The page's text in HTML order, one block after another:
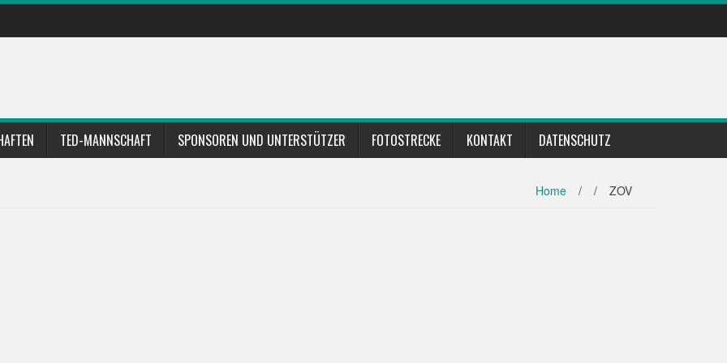
TED-MANNSCHAFT SPONSOREN UND UNTERSTÜTZER FOTOSTRECKE KONTAKT DATENSCHUTZ
Home / / ZOV